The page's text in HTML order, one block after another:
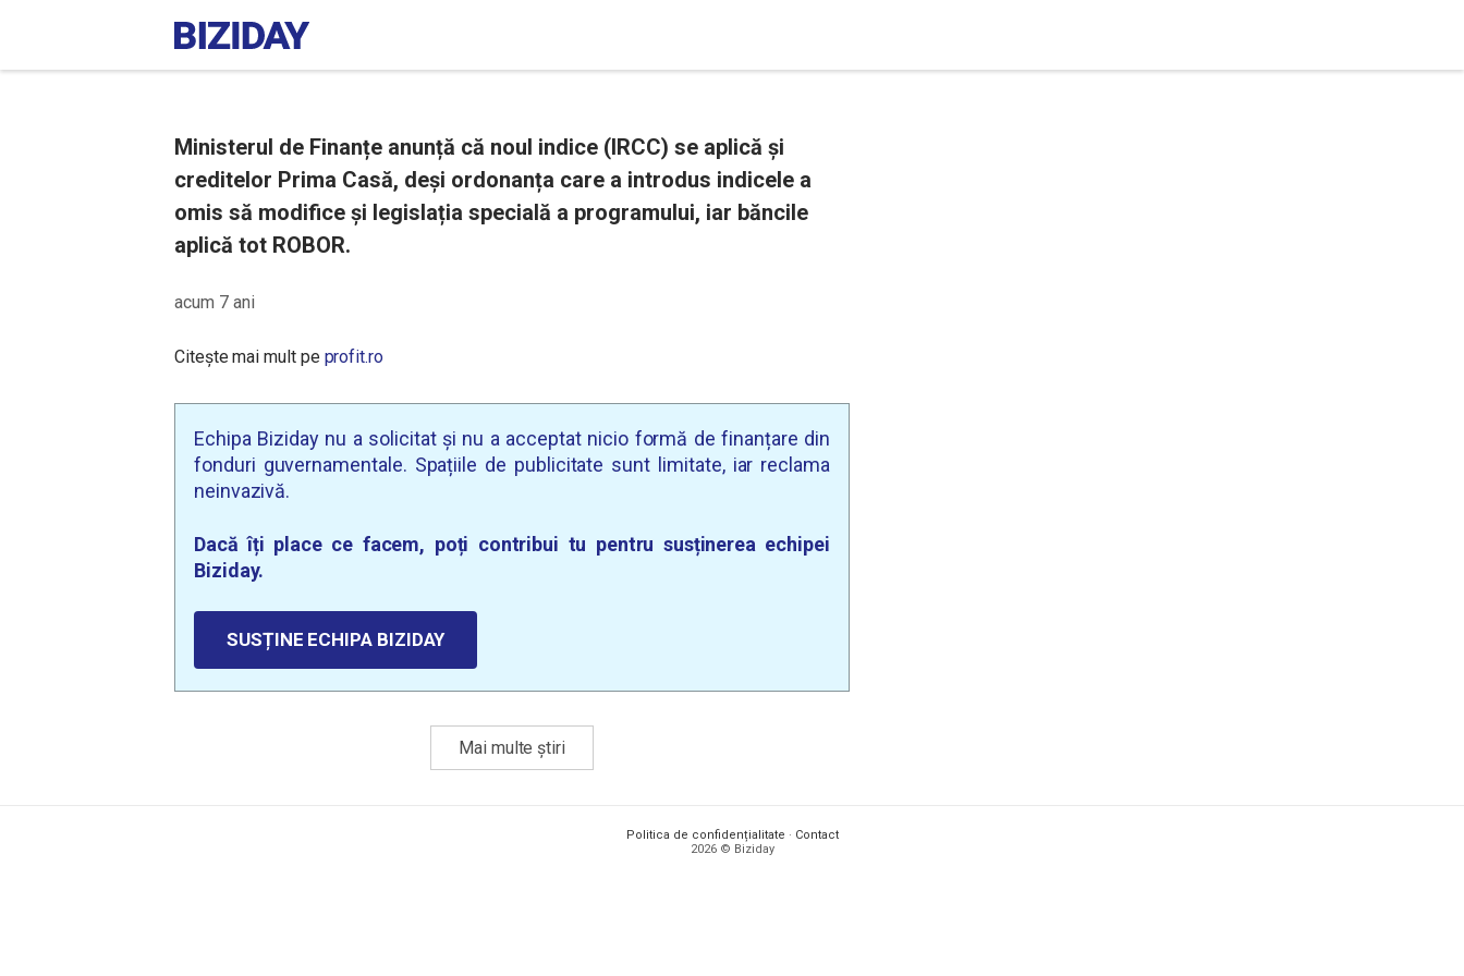
Ministerul de Finanțe anunță că noul indice (IRCC) se aplică și
creditelor Prima Casă, deși ordonanța care a introdus indicele a
omis să modifice și legislația specială a programului, iar băncile
aplică tot ROBOR.
acum 7 ani
Citește mai mult pe profit.ro
Echipa Biziday nu a solicitat și nu a acceptat nicio formă de finanțare din
fonduri guvernamentale. Spațiile de publicitate sunt limitate, iar reclama
neinvazivă.
Dacă îți place ce facem, poți contribui tu pentru susținerea echipei
Biziday.
SUSȚINE ECHIPA BIZIDAY
Mai multe știri
Politica de confidențialitate · Contact
2026 © Biziday